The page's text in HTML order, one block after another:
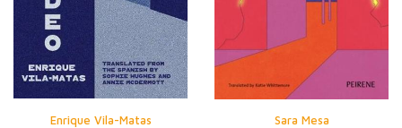
Enrique Vila-Matas Sara Mesa